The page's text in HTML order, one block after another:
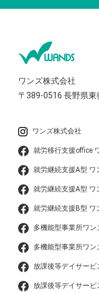
ワンズ株式会社
〒389-0516長野県東
ワンズ株式会社
就労移行支援office
就労継続支援A型 ワ
就労継続支援A型 ワ
就労継続支援B型 ワ
多機能型事業所ワ
多機能型事業所ワ
放課後等デイサービ
放課後等デイサー